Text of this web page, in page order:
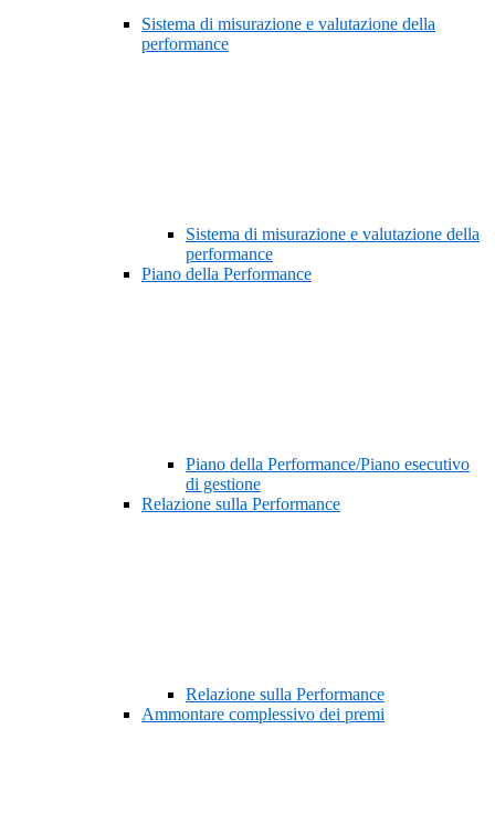
Sistema di misurazione e valutazione della
performance
Sistema di misurazione e valutazione della
performance
Piano della Performance
Piano della Performance/Piano esecutivo
di gestione
Relazione sulla Performance
Relazione sulla Performance
Ammontare complessivo dei premi